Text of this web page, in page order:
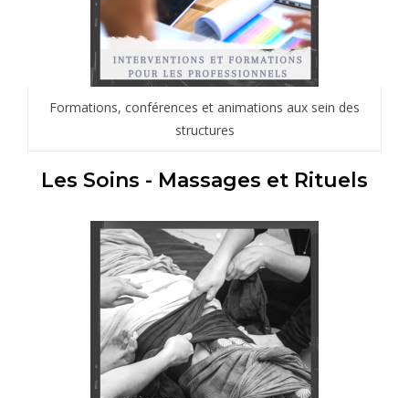
Formations, conférences et animations aux sein des
structures
Les Soins - Massages et Rituels